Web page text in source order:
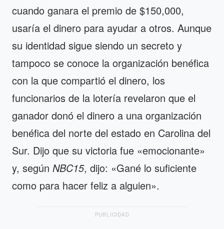
cuando ganara el premio de $150,000,
usaría el dinero para ayudar a otros. Aunque
su identidad sigue siendo un secreto y
tampoco se conoce la organización benéfica
con la que compartió el dinero, los
funcionarios de la lotería revelaron que el
ganador donó el dinero a una organización
benéfica del norte del estado en Carolina del
Sur. Dijo que su victoria fue «emocionante»
y, según NBC15, dijo: «Gané lo suficiente
como para hacer feliz a alguien».
PUBLICIDAD